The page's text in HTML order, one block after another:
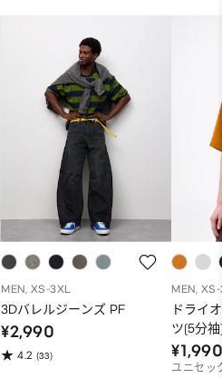
MEN, XS-3XL
3Dバレルジーンズ PF
¥2,990
4.2 (33)
MEN,
ドライ
ツ(5分
ユニセッ